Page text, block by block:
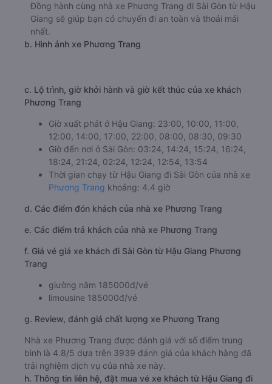
Đồng hành cùng nhà xe Phương Trang đi Sài Gòn từ Hậu
Giang sẽ giúp bạn có chuyến đi an toàn và thoải mái
nhất.
b. Hình ảnh xe Phương Trang
c. Lộ trình, giờ khởi hành và giờ kết thúc của xe khách
Phương Trang
Giờ xuất phát ở Hậu Giang: 23:00, 10:00, 11:00,
12:00, 14:00, 17:00, 22:00, 08:00, 08:30, 09:30
Giờ đến nơi ở Sài Gòn: 03:24, 14:24, 15:24, 16:24,
18:24, 21:24, 02:24, 12:24, 12:54, 13:54
Thời gian chạy từ Hậu Giang đi Sài Gòn của nhà xe
Phương Trang khoảng: 4.4 giờ
d. Các điểm đón khách của nhà xe Phương Trang
e. Các điểm trả khách của nhà xe Phương Trang
f. Giá vé giá xe khách đi Sài Gòn từ Hậu Giang Phương
Trang
giường nằm 185000đ/vé
limousine 185000đ/vé
g. Review, đánh giá chất lượng xe Phương Trang
Nhà xe Phương Trang được đánh giá với số điểm trung
bình là 4.8/5 dựa trên 3939 đánh giá của khách hàng đã
trải nghiệm dịch vụ của nhà xe này.
h. Thông tin liên hệ, đặt mua vé xe khách từ Hậu Giang đi